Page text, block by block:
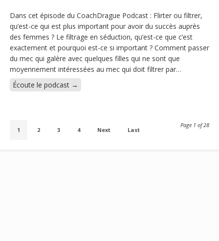
Dans cet épisode du CoachDrague Podcast : Flirter ou filtrer,
qu’est-ce qui est plus important pour avoir du succès auprès
des femmes ? Le filtrage en séduction, qu’est-ce que c’est
exactement et pourquoi est-ce si important ? Comment passer
du mec qui galère avec quelques filles qui ne sont que
moyennement intéressées au mec qui doit filtrer par…
Écoute le podcast →
1 2 3 4 Next Last
Page 1 of 28